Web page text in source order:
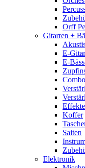
Orff
Gitarren +
E-
E-
Effekte
Koffer
Saiten
Elektronik